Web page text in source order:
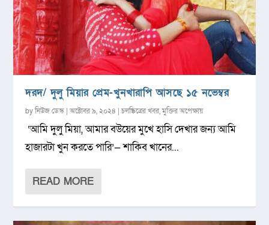
দরদ/ দুলু মিয়ার প্রেম-খুনখারাপি আসছে ১৫ নভেম্বর
byনিউজ ডেস্ক |অক্টোবর ৯, ২০২৪ |চলচ্চিত্রের খবর,মুক্তির অপেক্ষায়
‘আমি দুলু মিয়া, আমার বউয়ের মুখে হাসি দেখার জন্য আমি
হাজারটা খুন করতে পারি’— শাকিব খানের...
READ MORE